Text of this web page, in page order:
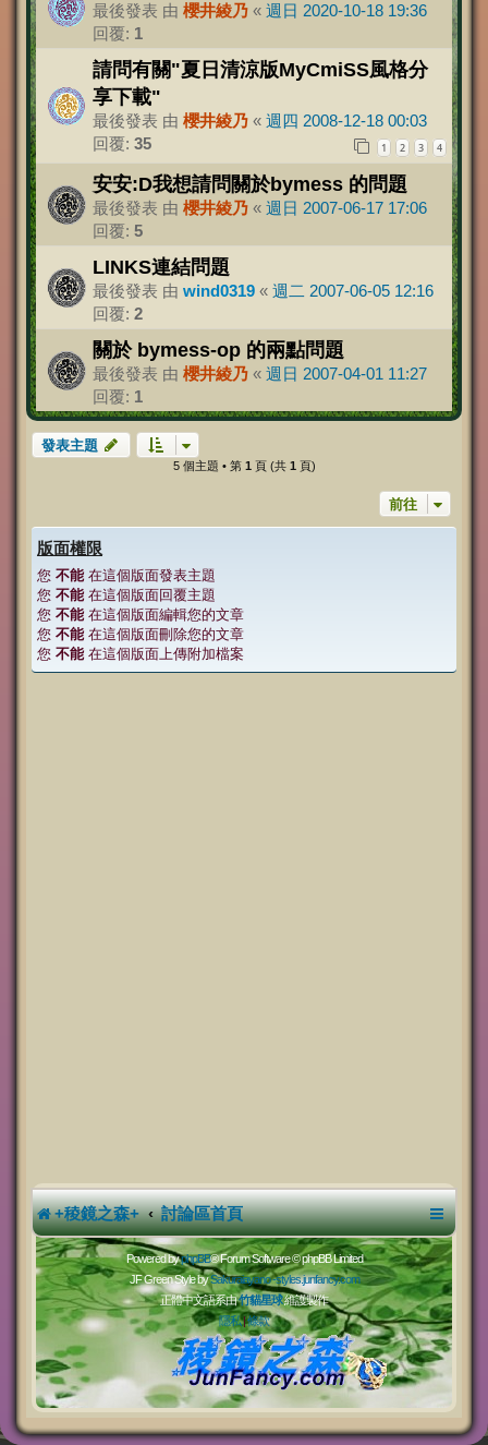
最後發表 由 櫻井綾乃 « 週日 2020-10-18 19:36
回覆: 1
請問有關"夏日清涼版MyCmiSS風格分
享下載"
最後發表 由 櫻井綾乃 « 週四 2008-12-18 00:03
回覆: 35 1 2 3 4
安安:D我想請問關於bymess 的問題
最後發表 由 櫻井綾乃 « 週日 2007-06-17 17:06
回覆: 5
LINKS連結問題
最後發表 由 wind0319 « 週二 2007-06-05 12:16
回覆: 2
關於 bymess-op 的兩點問題
最後發表 由 櫻井綾乃 « 週日 2007-04-01 11:27
回覆: 1
發表主題
5 個主題 • 第 1 頁 (共 1 頁)
前往
版面權限
您 不能在這個版面發表主題
您 不能在這個版面回覆主題
您 不能在這個版面編輯您的文章
您 不能在這個版面刪除您的文章
您 不能在這個版面上傳附加檔案
+稜鏡之森+ 討論區首頁
Powered byphpBB® Forum Software © phpBB Limited
JF Green Style bySakuraiayano -styles.junfancy.com
正體中文語系由竹貓星球維護製作
隱私|條款